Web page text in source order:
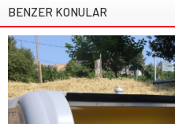
BENZER KONULAR